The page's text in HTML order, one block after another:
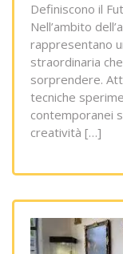
Definiscono il
Nell’ambito
rappresentano
straordinaria
sorprendere.
tecniche
contemporanei
creatività […]